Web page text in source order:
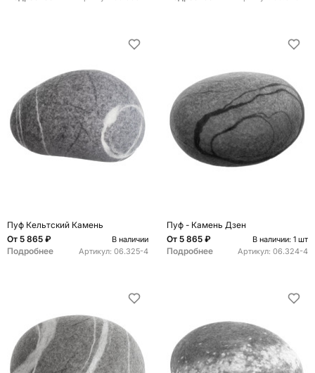
Пуф Кельтский Камень
От 5 865 ₽ В наличии
Подробнее Артикул: 06.325-4
Пуф - Камень Дзен
От 5 865 ₽ В наличии: 1 шт
Подробнее Артикул: 06.324-4